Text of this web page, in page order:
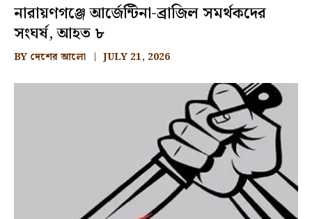
নারায়ণগঞ্জে আর্জেন্টিনা-ব্রাজিল সমর্থকদের
সংঘর্ষ, আহত ৮
BY দেশের আলো JULY 21, 2026